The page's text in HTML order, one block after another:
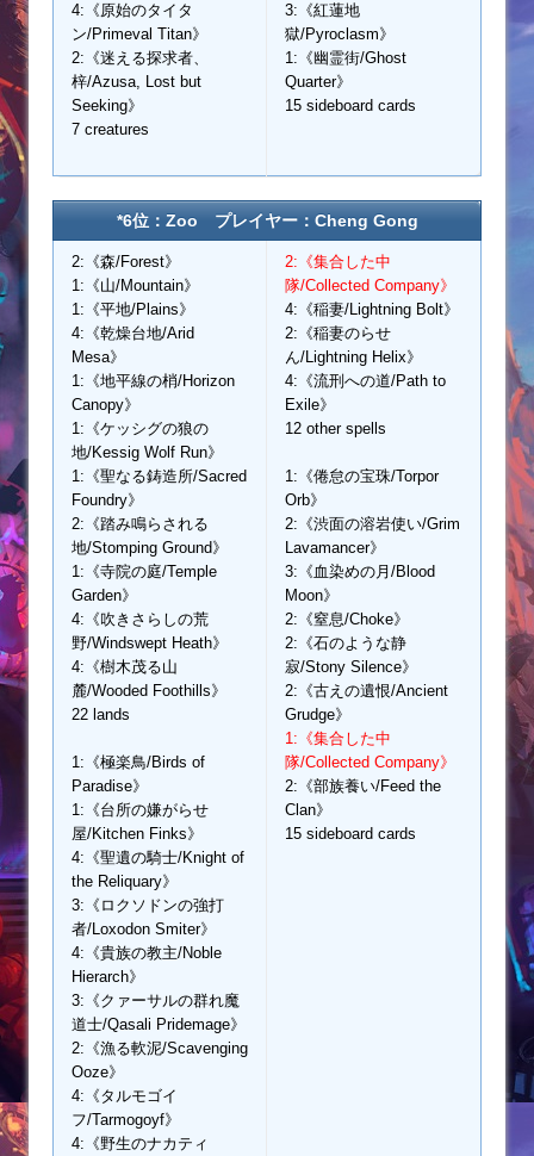
4:《原始のタイタ
ン/Primeval Titan》
2:《迷える探求者、
梓/Azusa, Lost but
Seeking》
7 creatures
3:《紅蓮地
獄/Pyroclasm》
1:《幽霊街/Ghost
Quarter》
15 sideboard cards
*6位：Zoo プレイヤー：Cheng Gong
2:《森/Forest》
1:《山/Mountain》
1:《平地/Plains》
4:《乾燥台地/Arid
Mesa》
1:《地平線の梢/Horizon
Canopy》
1:《ケッシグの狼の
地/Kessig Wolf Run》
1:《聖なる鋳造所/Sacred
Foundry》
2:《踏み鳴らされる
地/Stomping Ground》
1:《寺院の庭/Temple
Garden》
4:《吹きさらしの荒
野/Windswept Heath》
4:《樹木茂る山
麓/Wooded Foothills》
22 lands
1:《極楽鳥/Birds of
Paradise》
1:《台所の嫌がらせ
屋/Kitchen Finks》
4:《聖遺の騎士/Knight of
the Reliquary》
3:《ロクソドンの強打
者/Loxodon Smiter》
4:《貴族の教主/Noble
Hierarch》
3:《クァーサルの群れ魔
道士/Qasali Pridemage》
2:《漁る軟泥/Scavenging
Ooze》
4:《タルモゴイ
フ/Tarmogoyf》
4:《野生のナカティ
2:《集合した中
隊/Collected Company》
4:《稲妻/Lightning Bolt》
2:《稲妻のらせ
ん/Lightning Helix》
4:《流刑への道/Path to
Exile》
12 other spells
1:《倦怠の宝珠/Torpor
Orb》
2:《渋面の溶岩使い/Grim
Lavamancer》
3:《血染めの月/Blood
Moon》
2:《窒息/Choke》
2:《石のような静
寂/Stony Silence》
2:《古えの遺恨/Ancient
Grudge》
1:《集合した中
隊/Collected Company》
2:《部族養い/Feed the
Clan》
15 sideboard cards